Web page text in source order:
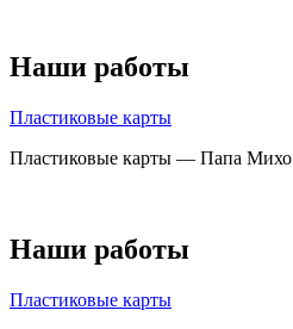
Наши работы
Пластиковые карты
Пластиковые карты — Папа Михо
Наши работы
Пластиковые карты